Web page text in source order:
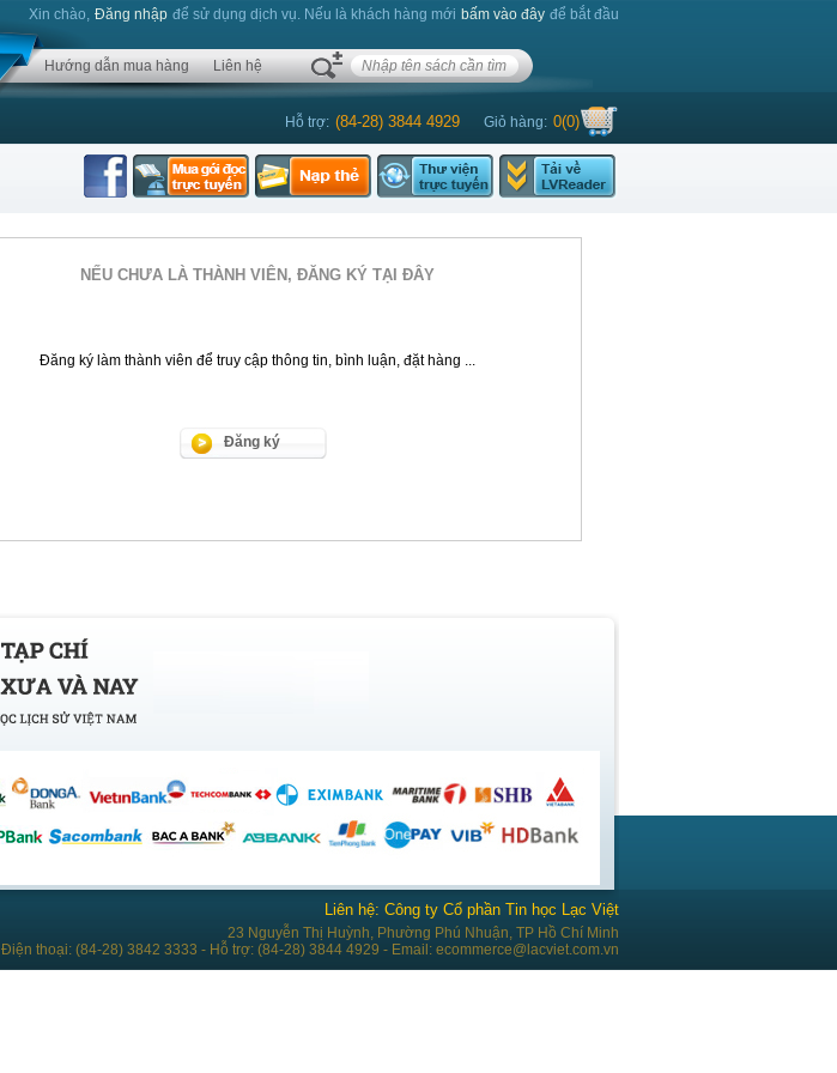
Xin chào, Đăng nhập để sử dụng dịch vụ. Nếu là khách hàng mới bấm vào đây để bắt đầu
Hướng dẫn mua hàng Liên hệ
Hỗ trợ: (84-28) 3844 4929 Giỏ hàng: 0(0)
NẾU CHƯA LÀ THÀNH VIÊN, ĐĂNG KÝ TẠI ĐÂY
Đăng ký làm thành viên để truy cập thông tin, bình luận, đặt hàng ...
Đăng ký
Liên hệ: Công ty Cổ phần Tin học Lạc Việt
23 Nguyễn Thị Huỳnh, Phường Phú Nhuận, TP Hồ Chí Minh
Điện thoại: (84-28) 3842 3333 - Hỗ trợ: (84-28) 3844 4929 - Email: ecommerce@lacviet.com.vn